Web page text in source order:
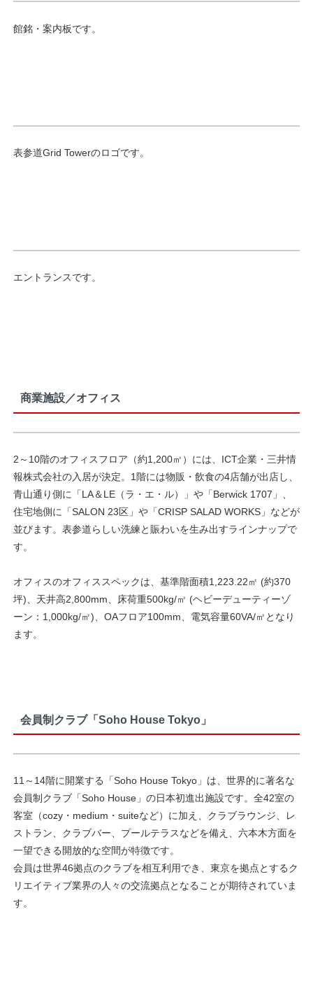
館銘・案内板です。
表参道Grid Towerのロゴです。
エントランスです。
商業施設／オフィス
2～10階のオフィスフロア（約1,200㎡）には、ICT企業・三井情
報株式会社の入居が決定。1階には物販・飲食の4店舗が出店し、
青山通り側に「LA＆LE（ラ・エ・ル）」や「Berwick 1707」、
住宅地側に「SALON 23区」や「CRISP SALAD WORKS」などが
並びます。表参道らしい洗練と賑わいを生み出すラインナップで
す。
オフィスのオフィススペックは、基準階面積1,223.22㎡ (約370
坪)、天井高2,800mm、床荷重500kg/㎡ (ヘビーデューティーゾ
ーン：1,000kg/㎡)、OAフロア100mm、電気容量60VA/㎡となり
ます。
会員制クラブ「Soho House Tokyo」
11～14階に開業する「Soho House Tokyo」は、世界的に著名な
会員制クラブ「Soho House」の日本初進出施設です。全42室の
客室（cozy・medium・suiteなど）に加え、クラブラウンジ、レ
ストラン、クラブバー、プールテラスなどを備え、六本木方面を
一望できる開放的な空間が特徴です。
会員は世界46拠点のクラブを相互利用でき、東京を拠点とするク
リエイティブ業界の人々の交流拠点となることが期待されていま
す。